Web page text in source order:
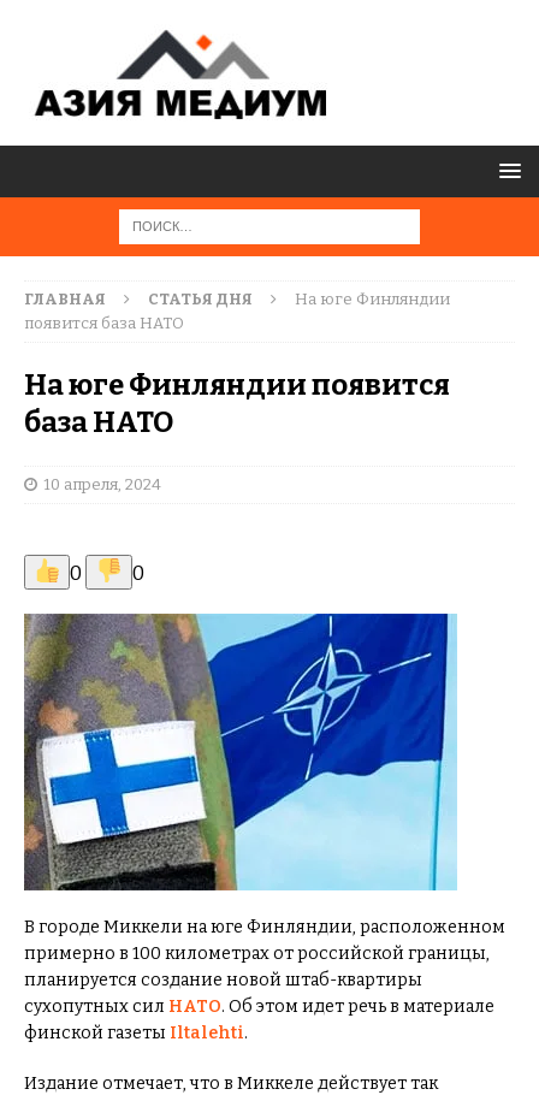
ГЛАВНАЯ СТАТЬЯ ДНЯ
На юге Финляндии
появится база НАТО
На юге Финляндии появится
база НАТО
10 апреля, 2024
0 0
В городе Миккели на юге Финляндии, расположенном
примерно в 100 километрах от российской границы,
планируется создание новой штаб-квартиры
сухопутных сил НАТО. Об этом идет речь в материале
финской газеты Iltalehti.
Издание отмечает, что в Миккеле действует так